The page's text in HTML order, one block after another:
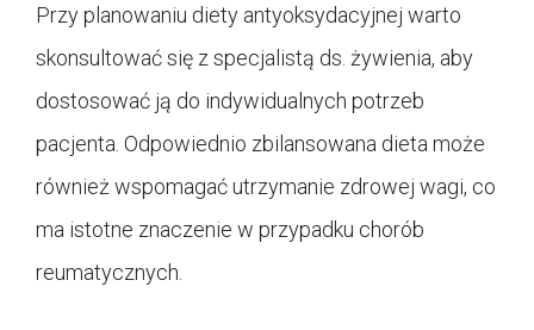
Przy planowaniu diety antyoksydacyjnej warto
skonsultować się z specjalistą ds. żywienia, aby
dostosować ją do indywidualnych potrzeb
pacjenta. Odpowiednio zbilansowana dieta może
również wspomagać utrzymanie zdrowej wagi, co
ma istotne znaczenie w przypadku chorób
reumatycznych.